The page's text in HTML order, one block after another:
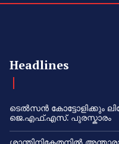
Headlines
ടെൽസൻ കോട്ടോളിക്കും
ജെ.എഫ്.എസ്. പുരസ്കാരം